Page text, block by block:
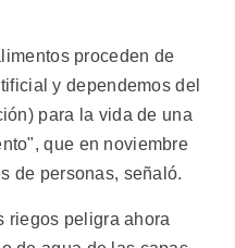
proceden de
y dependemos del
para la vida de una
que en noviembre
de personas, señaló.
riegos peligra ahora